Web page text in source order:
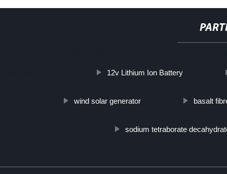
12v Lithium Ion Battery
wind solar generator basalt
sodium tetraborate